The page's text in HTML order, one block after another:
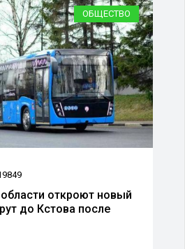
Метро Нижнего
расписание движения